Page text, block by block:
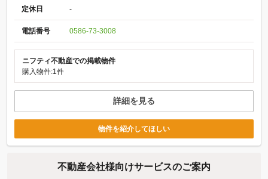
定休日 -
電話番号 0586-73-3008
ニフティ不動産での掲載物件
購入物件:1件
詳細を見る
物件を紹介してほしい
不動産会社様向けサービスのご案内